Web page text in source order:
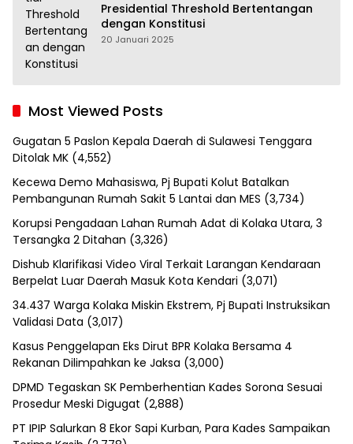
Presidential Threshold Bertentangan
dengan Konstitusi
20 Januari 2025
Most Viewed Posts
Gugatan 5 Paslon Kepala Daerah di Sulawesi Tenggara
Ditolak MK (4,552)
Kecewa Demo Mahasiswa, Pj Bupati Kolut Batalkan
Pembangunan Rumah Sakit 5 Lantai dan MES (3,734)
Korupsi Pengadaan Lahan Rumah Adat di Kolaka Utara, 3
Tersangka 2 Ditahan (3,326)
Dishub Klarifikasi Video Viral Terkait Larangan Kendaraan
Berpelat Luar Daerah Masuk Kota Kendari (3,071)
34.437 Warga Kolaka Miskin Ekstrem, Pj Bupati Instruksikan
Validasi Data (3,017)
Kasus Penggelapan Eks Dirut BPR Kolaka Bersama 4
Rekanan Dilimpahkan ke Jaksa (3,000)
DPMD Tegaskan SK Pemberhentian Kades Sorona Sesuai
Prosedur Meski Digugat (2,888)
PT IPIP Salurkan 8 Ekor Sapi Kurban, Para Kades Sampaikan